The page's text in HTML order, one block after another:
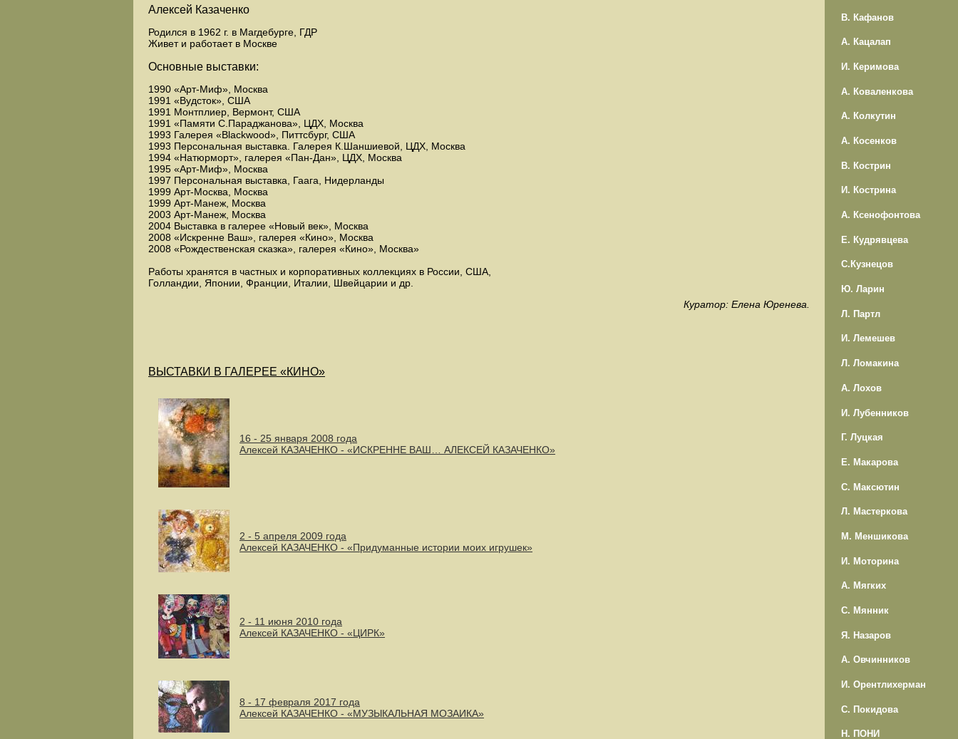
Алексей Казаченко
Родился в 1962 г. в Магдебурге, ГДР
Живет и работает в Москве
Основные выставки:
1990 «Арт-Миф», Москва
1991 «Вудсток», США
1991 Монтплиер, Вермонт, США
1991 «Памяти С.Параджанова», ЦДХ, Москва
1993 Галерея «Blackwood», Питтсбург, США
1993 Персональная выставка. Галерея К.Шаншиевой, ЦДХ, Москва
1994 «Натюрморт», галерея «Пан-Дан», ЦДХ, Москва
1995 «Арт-Миф», Москва
1997 Персональная выставка, Гаага, Нидерланды
1999 Арт-Москва, Москва
1999 Арт-Манеж, Москва
2003 Арт-Манеж, Москва
2004 Выставка в галерее «Новый век», Москва
2008 «Искренне Ваш», галерея «Кино», Москва
2008 «Рождественская сказка», галерея «Кино», Москва»
Работы хранятся в частных и корпоративных коллекциях в России, США,
Голландии, Японии, Франции, Италии, Швейцарии и др.
Куратор: Елена Юренева.
ВЫСТАВКИ В ГАЛЕРЕЕ «КИНО»
16 - 25 января 2008 года
Алексей КАЗАЧЕНКО - «ИСКРЕННЕ ВАШ… АЛЕКСЕЙ КАЗАЧЕНКО»
2 - 5 апреля 2009 года
Алексей КАЗАЧЕНКО - «Придуманные истории моих игрушек»
2 - 11 июня 2010 года
Алексей КАЗАЧЕНКО - «ЦИРК»
8 - 17 февраля 2017 года
Алексей КАЗАЧЕНКО - «МУЗЫКАЛЬНАЯ МОЗАИКА»
В. Кафанов
А. Кацалап
И. Керимова
А. Коваленкова
А. Колкутин
А. Косенков
В. Кострин
И. Кострина
А. Ксенофонтова
Е. Кудрявцева
С.Кузнецов
Ю. Ларин
Л. Партл
И. Лемешев
Л. Ломакина
А. Лохов
И. Лубенников
Г. Луцкая
Е. Макарова
С. Максютин
Л. Мастеркова
М. Меншикова
И. Моторина
А. Мягких
С. Мянник
Я. Назаров
А. Овчинников
И. Орентлихерман
С. Покидова
Н. ПОНИ